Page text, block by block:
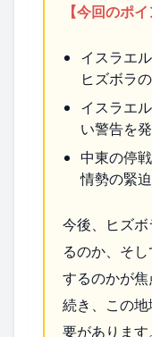
【今回のポ
イスラエ
ヒズボラ
イスラエ
い警告を
中東の停
情勢の緊
今後、ヒズ
るのか、そ
するのかが
続き、この
要があります。